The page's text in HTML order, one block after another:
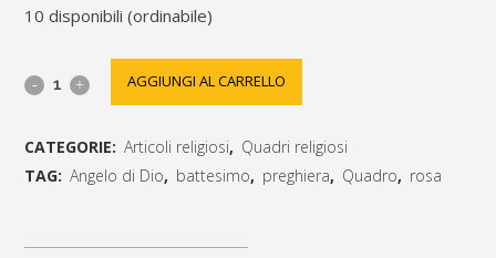
10 disponibili (ordinabile)
Quadro
resina
AGGIUNGI AL CARRELLO
CATEGORIE: Articoli religiosi, Quadri religiosi
TAG: Angelo di Dio, battesimo, preghiera, Quadro, rosa